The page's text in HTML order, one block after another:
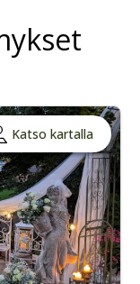
Katso kartalla